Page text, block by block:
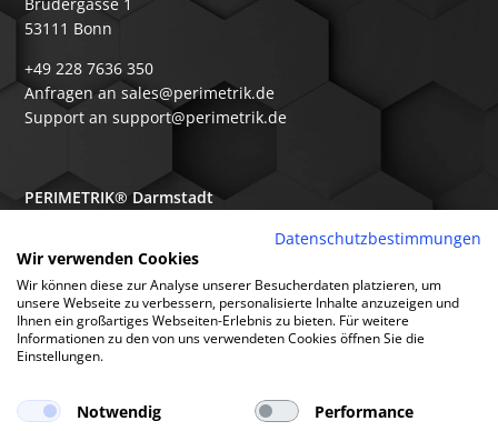
53111 Bonn
+49 228 7636 350
Anfragen an sales@perimetrik.de
Support an support@perimetrik.de
PERIMETRIK® Darmstadt
64367 Mühltal
+49 6151 3944 80
Anfragen an sales@perimetrik.de
Support an support@perimetrik.de
Datenschutzbestimmungen
Wir verwenden Cookies
Wir können diese zur Analyse unserer Besucherdaten platzieren, um
unsere Webseite zu verbessern, personalisierte Inhalte anzuzeigen und
Ihnen ein großartiges Webseiten-Erlebnis zu bieten. Für weitere
Informationen zu den von uns verwendeten Cookies öffnen Sie die
Einstellungen.
Notwendig Performance